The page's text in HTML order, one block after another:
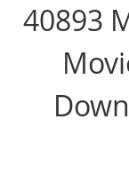
40893